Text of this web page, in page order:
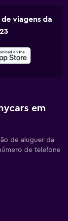
viagens da
em
de aluguer da
de telefone